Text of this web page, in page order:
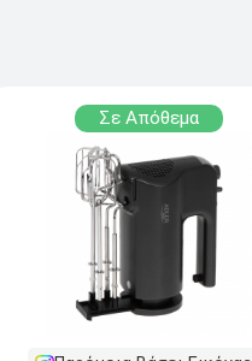
Σε Απόθεμα